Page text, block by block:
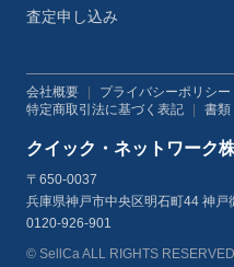
査定申し込み
会社概要 プライバシーポリシー
特定商取引法に基づく表記
書類
クイック・ネットワーク
〒650-0037
兵庫県神戸市中央区明石町44 神戸
0120-926-901
© SellCa ALL RIGHTS RESERVED